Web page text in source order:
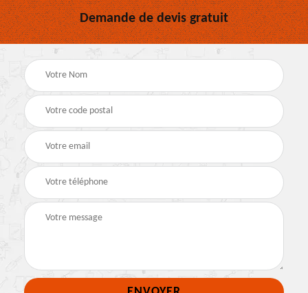
Demande de devis gratuit